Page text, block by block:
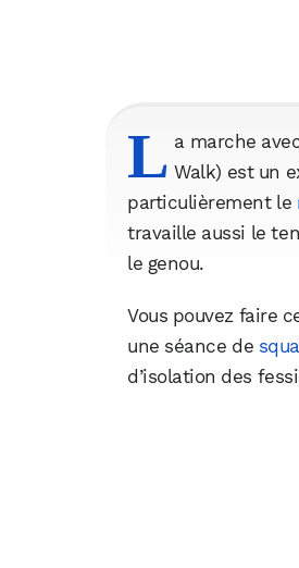
L a marche
Walk) est un
particulièrement le
travaille aussi le
le genou.
Vous pouvez faire
une séance de
d’isolation des